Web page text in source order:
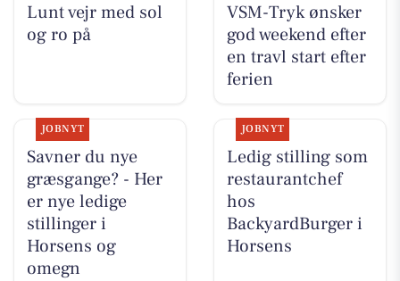
Lunt vejr med sol
og ro på
VSM-Tryk ønsker
god weekend efter
en travl start efter
ferien
JOBNYT
Savner du nye
græsgange? - Her
er nye ledige
stillinger i
Horsens og
omegn
JOBNYT
Ledig stilling som
restaurantchef
hos
BackyardBurger i
Horsens